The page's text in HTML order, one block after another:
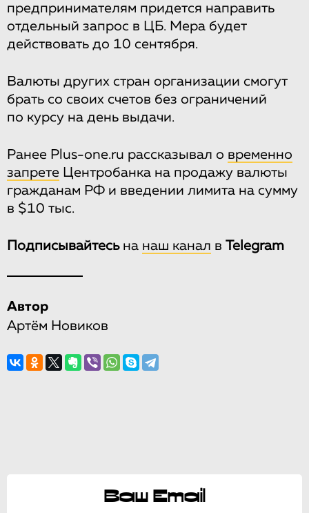
предпринимателям придется направить
отдельный запрос в ЦБ. Мера будет
действовать до 10 сентября.
Валюты других стран организации смогут
брать со своих счетов без ограничений
по курсу на день выдачи.
Ранее Plus-one.ru рассказывал о временно
запрете Центробанка на продажу валюты
гражданам РФ и введении лимита на сумму
в $10 тыс.
Подписывайтесьна наш канал в Telegram
Автор
Артём Новиков
Ваш Email